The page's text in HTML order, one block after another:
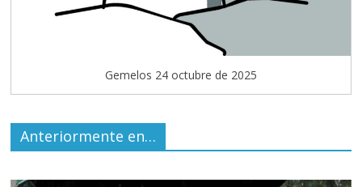
Gemelos 24 octubre de 2025
Anteriormente en…